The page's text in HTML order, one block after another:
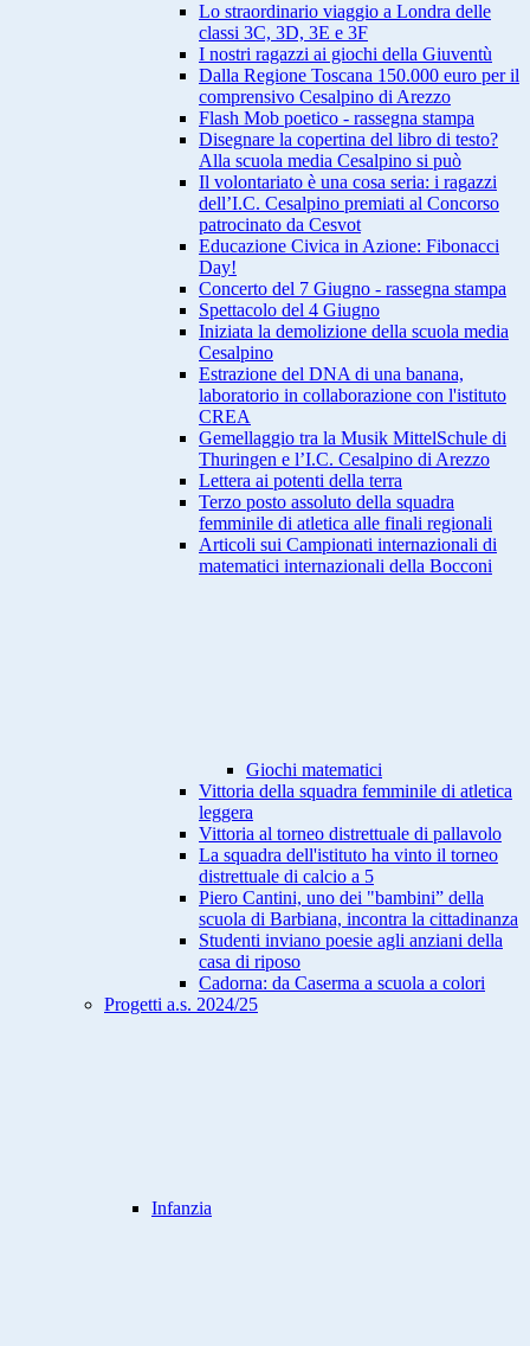
Lo straordinario viaggio a Londra delle
classi 3C, 3D, 3E e 3F
I nostri ragazzi ai giochi della Giuventù
Dalla Regione Toscana 150.000 euro per il
comprensivo Cesalpino di Arezzo
Flash Mob poetico - rassegna stampa
Disegnare la copertina del libro di testo?
Alla scuola media Cesalpino si può
Il volontariato è una cosa seria: i ragazzi
dell’I.C. Cesalpino premiati al Concorso
patrocinato da Cesvot
Educazione Civica in Azione: Fibonacci
Day!
Concerto del 7 Giugno - rassegna stampa
Spettacolo del 4 Giugno
Iniziata la demolizione della scuola media
Cesalpino
Estrazione del DNA di una banana,
laboratorio in collaborazione con l'istituto
CREA
Gemellaggio tra la Musik MittelSchule di
Thuringen e l’I.C. Cesalpino di Arezzo
Lettera ai potenti della terra
Terzo posto assoluto della squadra
femminile di atletica alle finali regionali
Articoli sui Campionati internazionali di
matematici internazionali della Bocconi
Giochi matematici
Vittoria della squadra femminile di atletica
leggera
Vittoria al torneo distrettuale di pallavolo
La squadra dell'istituto ha vinto il torneo
distrettuale di calcio a 5
Piero Cantini, uno dei "bambini” della
scuola di Barbiana, incontra la cittadinanza
Studenti inviano poesie agli anziani della
casa di riposo
Cadorna: da Caserma a scuola a colori
Progetti a.s. 2024/25
Infanzia